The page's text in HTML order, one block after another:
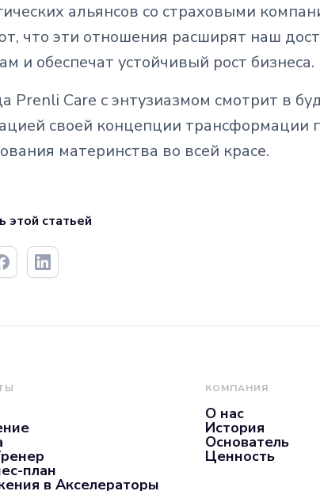
альянсов со страховыми
что эти отношения расширят наш
и обеспечат устойчивый рост бизнеса.
Prenli Care с энтузиазмом смотрит в
своей концепции трансформации
материнства во всей красе.
этой статьей
план
в Акселераторы
КОМПАНИЯ
О нас
История
Основатель
Ценность